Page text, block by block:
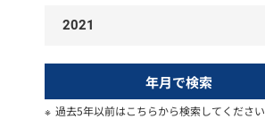
2021
年月で検索
過去5年以前はこちらから検索してください